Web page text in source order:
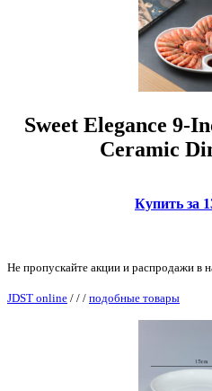
Sweet Elegance 9-
Ceramic
Купить за
Не пропускайте акции и распродажи в
JDST online / / / подобные товары